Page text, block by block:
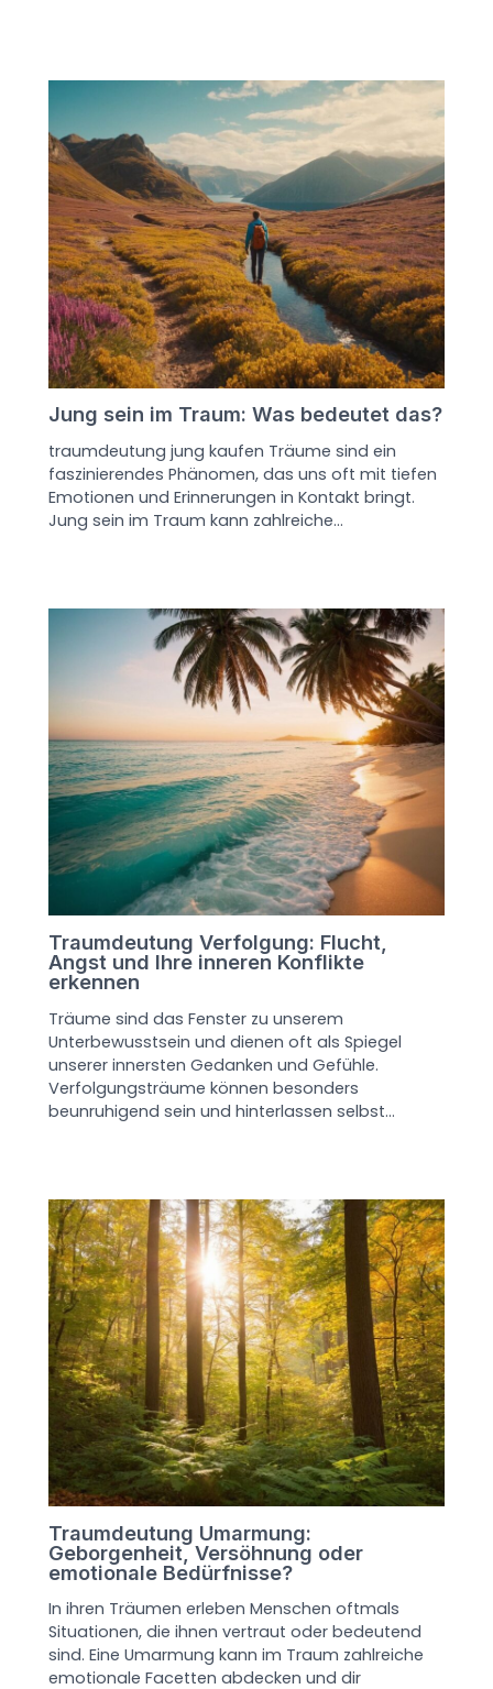
Jung sein im Traum: Was bedeutet das?
traumdeutung jung kaufen Träume sind ein
faszinierendes Phänomen, das uns oft mit tiefen
Emotionen und Erinnerungen in Kontakt bringt.
Jung sein im Traum kann zahlreiche…
Traumdeutung Verfolgung: Flucht,
Angst und Ihre inneren Konflikte
erkennen
Träume sind das Fenster zu unserem
Unterbewusstsein und dienen oft als Spiegel
unserer innersten Gedanken und Gefühle.
Verfolgungsträume können besonders
beunruhigend sein und hinterlassen selbst…
Traumdeutung Umarmung:
Geborgenheit, Versöhnung oder
emotionale Bedürfnisse?
In ihren Träumen erleben Menschen oftmals
Situationen, die ihnen vertraut oder bedeutend
sind. Eine Umarmung kann im Traum zahlreiche
emotionale Facetten abdecken und dir